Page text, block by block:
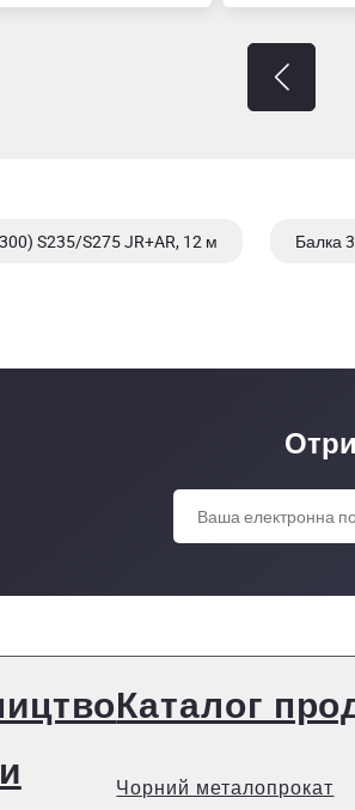
S235/S275 JR+AR, 12 м Балка
Каталог
Чорний металопрокат